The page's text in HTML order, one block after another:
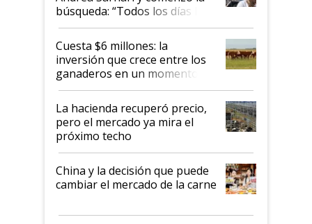
búsqueda: “Todos los días le
toca a algún productor”
Cuesta $6 millones: la
inversión que crece entre los
ganaderos en un momento
histórico para la actividad
La hacienda recuperó precio,
pero el mercado ya mira el
próximo techo
China y la decisión que puede
cambiar el mercado de la carne